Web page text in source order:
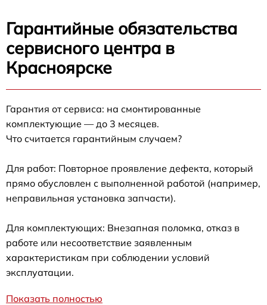
Гарантийные обязательства
сервисного центра в
Красноярске
Гарантия от сервиса: на смонтированные
комплектующие — до 3 месяцев.
Что считается гарантийным случаем?
Для работ: Повторное проявление дефекта, который
прямо обусловлен с выполненной работой (например,
неправильная установка запчасти).
Для комплектующих: Внезапная поломка, отказ в
работе или несоответствие заявленным
характеристикам при соблюдении условий
эксплуатации.
Показать полностью